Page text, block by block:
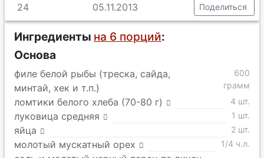
24 05.11.2013 Поделиться
Ингредиенты на 6 порций:
Основа
филе белой рыбы (треска, сайда,
минтай, хек и т.п.)
600
грамм
ломтики белого хлеба (70-80 г) 4 шт.
луковица средняя 1 шт.
яйца 2 шт.
молотый мускатный орех 1/4 ч.л.